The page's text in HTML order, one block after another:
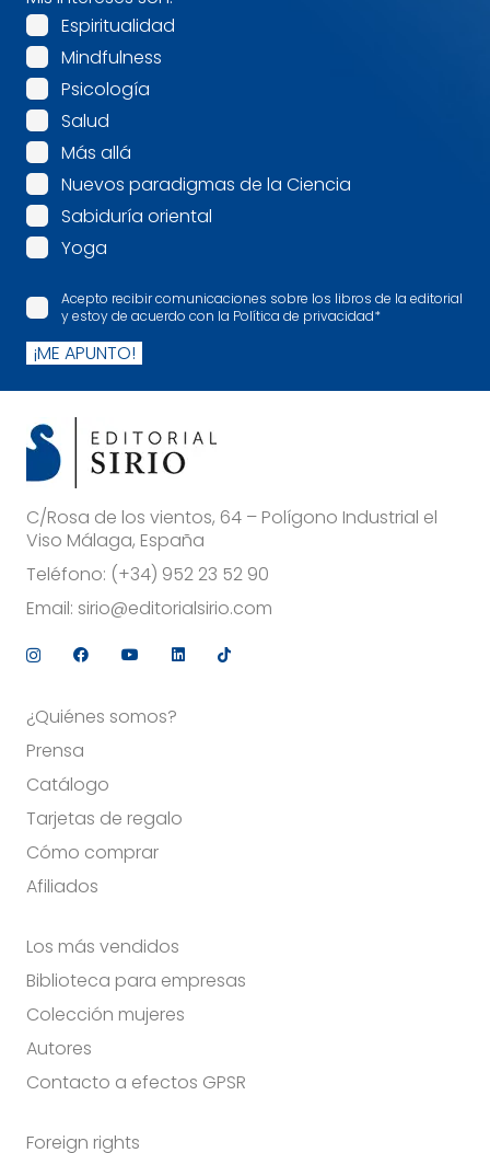
Espiritualidad
Mindfulness
Psicología
Salud
Más allá
Nuevos paradigmas de la Ciencia
Sabiduría oriental
Yoga
Acepto recibir comunicaciones sobre los libros de la editorial
y estoy de acuerdo con la Política de privacidad*
¡ME APUNTO!
C/Rosa de los vientos, 64 – Polígono Industrial el
Viso Málaga, España
Teléfono: (+34) 952 23 52 90
Email: sirio@editorialsirio.com
¿Quiénes somos?
Prensa
Catálogo
Tarjetas de regalo
Cómo comprar
Afiliados
Los más vendidos
Biblioteca para empresas
Colección mujeres
Autores
Contacto a efectos GPSR
Foreign rights